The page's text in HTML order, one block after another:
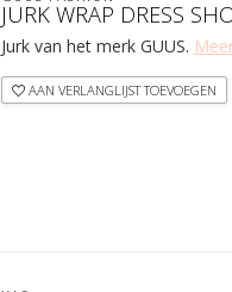
JURK WRAP DRESS
Jurk van het merk GUUS.
AAN VERLANGLIJST TOEVOEGEN